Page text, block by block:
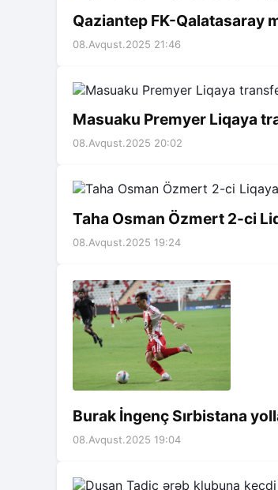
Qaziantep FK-Qalatasaray
08.Avqust.2025 21:46
Masuaku Premyer Liqaya
08.Avqust.2025 20:02
Taha Osman Özmert 2-ci
08.Avqust.2025 19:24
Burak İngenç Sırbistana
08.Avqust.2025 19:04